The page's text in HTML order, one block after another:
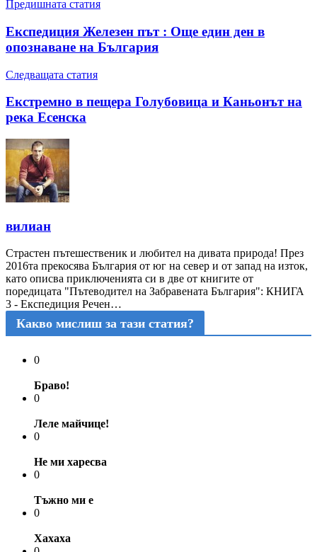
Предишната статия
Експедиция Железен път : Още един ден в
опознаване на България
Следващата статия
Екстремно в пещера Голубовица и Каньонът на
река Есенска
вилиан
Страстен пътешественик и любител на дивата природа! През
2016та прекосява България от юг на север и от запад на изток,
като описва приключенията си в две от книгите от
поредицата "Пътеводител на Забравената България": КНИГА
3 - Експедиция Речен…
Какво мислиш за тази статия?
0
Браво!
0
Леле майчице!
0
Не ми харесва
0
Тъжно ми е
0
Хахаха